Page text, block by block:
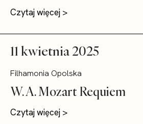
Czytaj więcej >
11 kwietnia 2025
Filhamonia Opolska
W. A. Mozart Requiem
Czytaj więcej >